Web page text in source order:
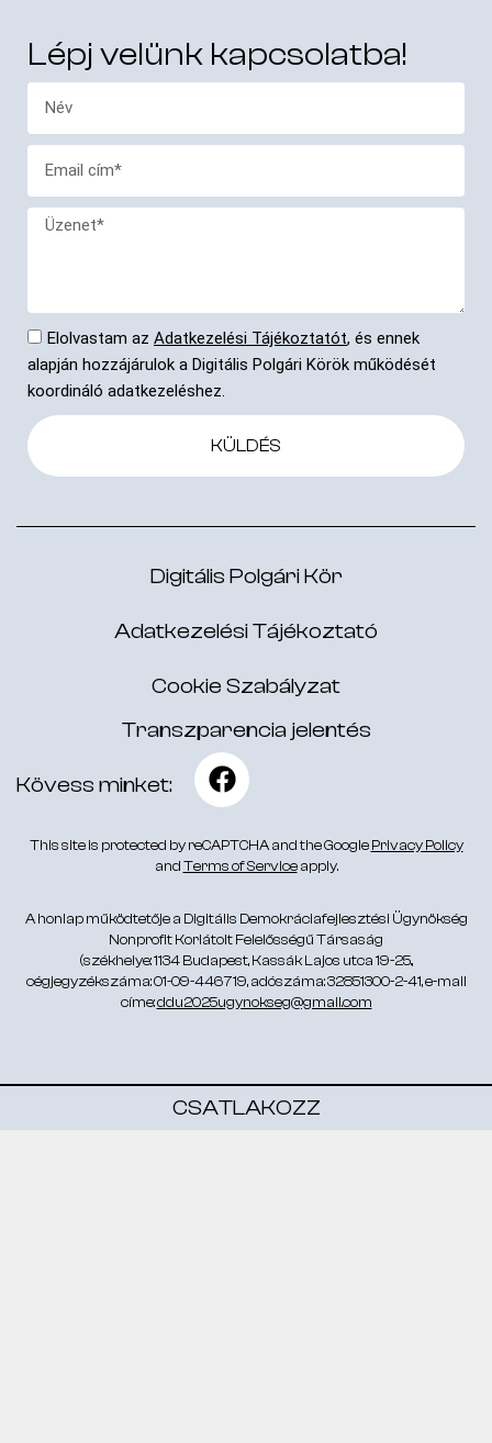
Lépj velünk kapcsolatba!
Elolvastam az Adatkezelési Tájékoztatót, és ennek
alapján hozzájárulok a Digitális Polgári Körök működését
koordináló adatkezeléshez.
KÜLDÉS
Digitális Polgári Kör
Adatkezelési Tájékoztató
Cookie Szabályzat
Transzparencia jelentés
Kövess minket:
This site is protected by reCAPTCHA and the Google Privacy Policy
and Terms of Serviceapply.
A honlap működtetője a Digitális Demokráciafejlesztési Ügynökség
Nonprofit Korlátolt Felelősségű Társaság
(székhelye: 1134 Budapest, Kassák Lajos utca 19-25.,
cégjegyzékszáma: 01-09-446719, adószáma: 32851300-2-41, e-mail
címe:ddu2025ugynokseg@gmail.com
CSATLAKOZZ